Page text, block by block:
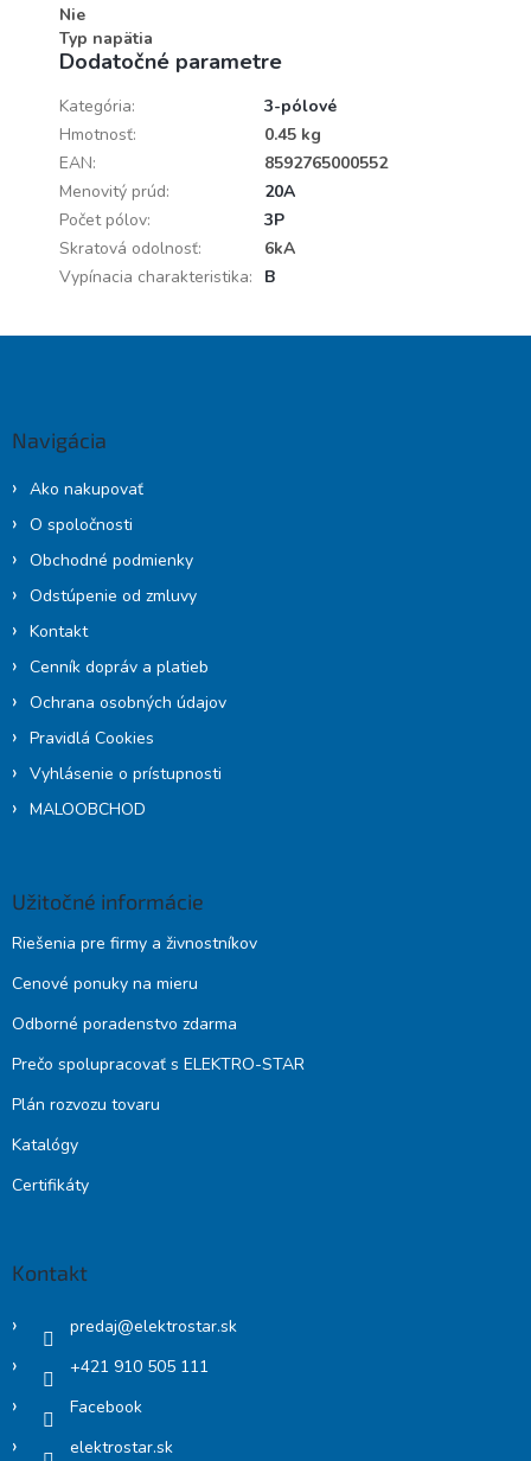
Nie
Typ napätia
Dodatočné parametre
Kategória:
3-pólové
Hmotnosť:
0.45 kg
EAN:
8592765000552
Menovitý prúd:
20A
Počet pólov:
3P
Skratová odolnosť:
6kA
Vypínacia charakteristika: B
Navigácia
Ako nakupovať
O spoločnosti
Obchodné podmienky
Odstúpenie od zmluvy
Kontakt
Cenník dopráv a platieb
Ochrana osobných údajov
Pravidlá Cookies
Vyhlásenie o prístupnosti
MALOOBCHOD
Užitočné informácie
Riešenia pre firmy a živnostníkov
Cenové ponuky na mieru
Odborné poradenstvo zdarma
Prečo spolupracovať s ELEKTRO-STAR
Plán rozvozu tovaru
Katalógy
Certifikáty
Kontakt
predaj@elektrostar.sk
+421 910 505 111
Facebook
elektrostar.sk